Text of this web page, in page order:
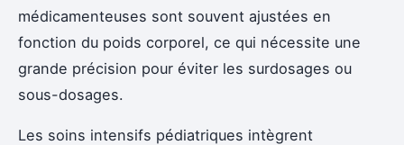
médicamenteuses sont souvent ajustées en
fonction du poids corporel, ce qui nécessite une
grande précision pour éviter les surdosages ou
sous-dosages.
Les soins intensifs pédiatriques intègrent